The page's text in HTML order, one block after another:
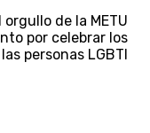
de la METU
por celebrar los
personas LGBTI